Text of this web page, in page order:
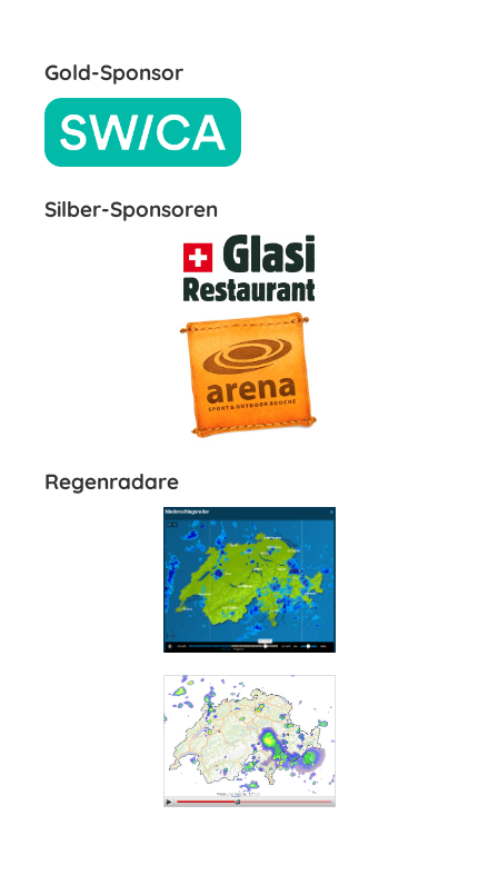
Gold-Sponsor
Silber-Sponsoren
Regenradare